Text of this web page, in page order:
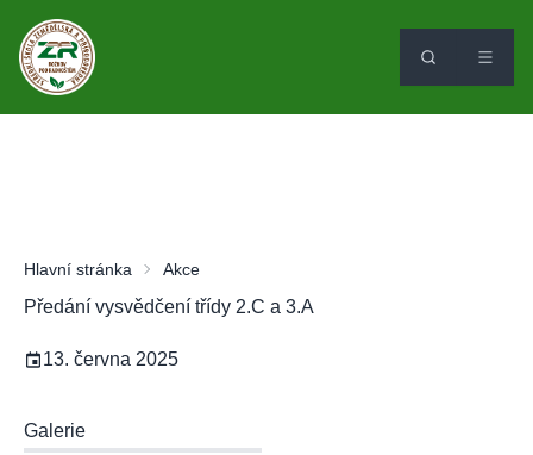
Hlavní stránka Akce
Předání vysvědčení třídy 2.C a 3.A
13. června 2025
Galerie